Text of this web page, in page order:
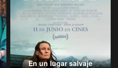
En un lugar salvaje